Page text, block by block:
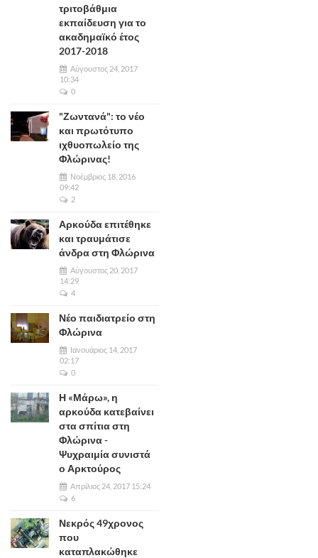
τριτοβάθμια
εκπαίδευση για το
ακαδημαϊκό έτος
2017-2018
Αύγουστος 24, 2017
10:34
0
"Ζωντανά": το νέο
και πρωτότυπο
ιχθυοπωλείο της
Φλώρινας!
Νοέμβριος 18, 2016
09:42
2
Αρκούδα επιτέθηκε
και τραυμάτισε
άνδρα στη Φλώρινα
Αύγουστος 20, 2017
14:29
4
Νέο παιδιατρείο στη
Φλώρινα
Ιανουάριος 14, 2017
02:17
0
Η «Μάρω», η
αρκούδα κατεβαίνει
στα σπίτια στη
Φλώρινα -
Ψυχραιμία συνιστά
ο Αρκτούρος
Απρίλιος 24, 2017 15:24
6
Νεκρός 49χρονος
που
καταπλακώθηκε